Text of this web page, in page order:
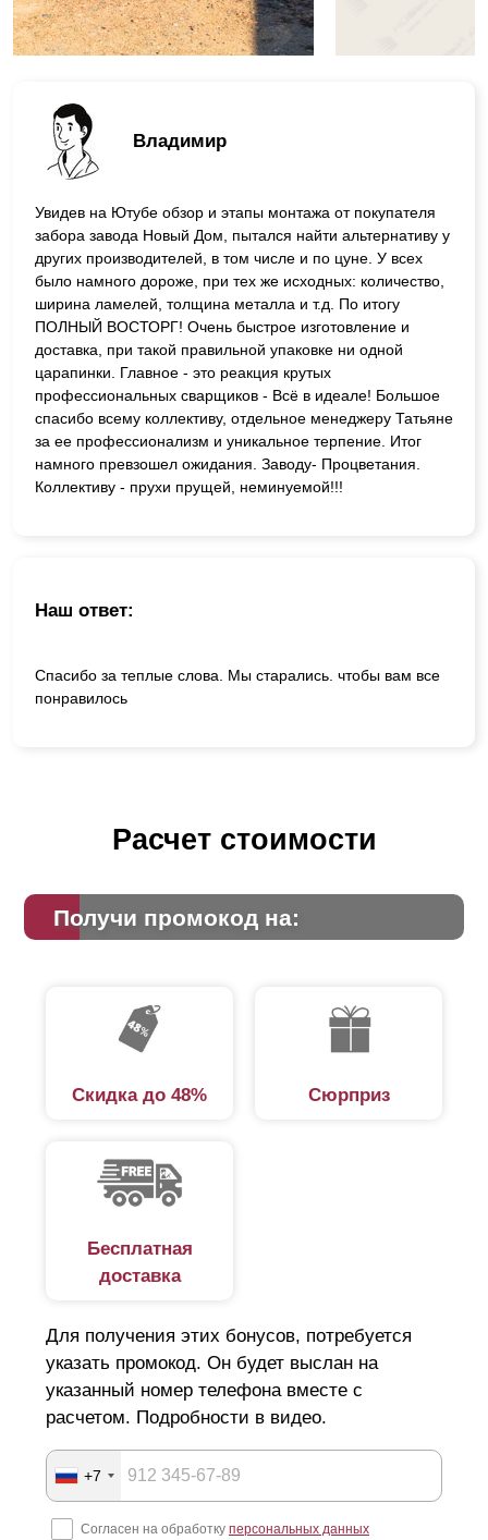
Владимир
Увидев на Ютубе обзор и этапы монтажа от покупателя
забора завода Новый Дом, пытался найти альтернативу у
других производителей, в том числе и по цуне. У всех
было намного дороже, при тех же исходных: количество,
ширина ламелей, толщина металла и т.д. По итогу
ПОЛНЫЙ ВОСТОРГ! Очень быстрое изготовление и
доставка, при такой правильной упаковке ни одной
царапинки. Главное - это реакция крутых
профессиональных сварщиков - Всё в идеале! Большое
спасибо всему коллективу, отдельное менеджеру Татьяне
за ее профессионализм и уникальное терпение. Итог
намного превзошел ожидания. Заводу- Процветания.
Коллективу - прухи прущей, неминуемой!!!
Наш ответ:
Спасибо за теплые слова. Мы старались. чтобы вам все
понравилось
Расчет стоимости
Получи промокод на:
Скидка до 48% Сюрприз
Бесплатная
доставка
Для получения этих бонусов, потребуется
указать промокод. Он будет выслан на
указанный номер телефона вместе с
расчетом. Подробности в видео.
+7
Согласен на обработку персональных данных